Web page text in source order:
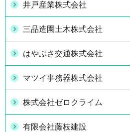
井戸産業株式会社
三品造園土木株式会社
はやぶさ交通株式会社
マツイ事務器株式会社
株式会社ゼロクライム
有限会社藤枝建設